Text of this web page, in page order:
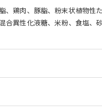
鶏肉、豚脂、粉末状植物性
異性化液糖、米粉、食塩、